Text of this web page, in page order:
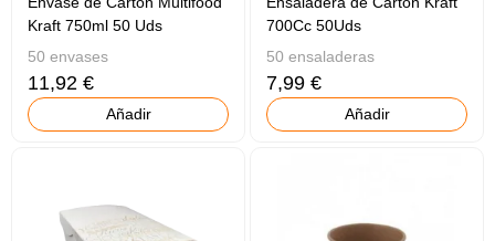
Kraft 750ml 50 Uds
50 envases
11,92 €
Añadir
700Cc 50Uds
50 ensaladeras
7,99 €
Añadir